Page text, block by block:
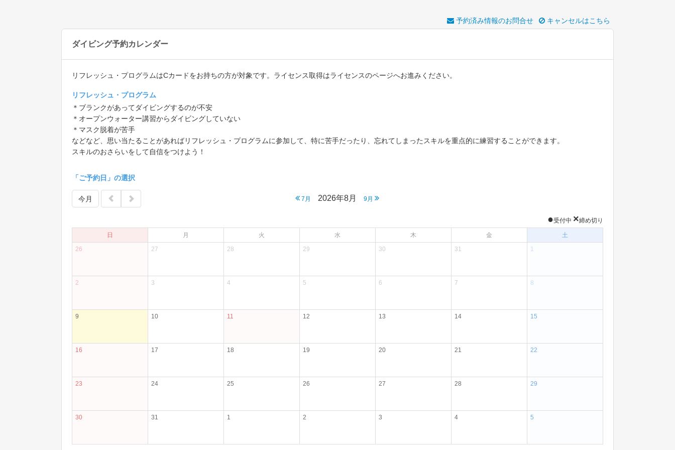
予約済み情報のお問合せ キャンセルはこちら
ダイビング予約カレンダー
リフレッシュ・プログラムはCカードをお持ちの方が対象です。ライセンス取得はライセンスのページへお進みください。
リフレッシュ・プログラム
＊ブランクがあってダイビングするのが不安
＊オープンウォーター講習からダイビングしていない
＊マスク脱着が苦手
などなど、思い当たることがあればリフレッシュ・プログラムに参加して、特に苦手だったり、忘れてしまったスキルを重点的に練習することができます。
スキルのおさらいをして自信をつけよう！
「ご予約日」の選択
今月 7月 2026年8月 9月
●受付中 ×締め切り
日 月 火 水 木 金
土
26
27 28 29 30 31 1
2 3 4 5 6 7 8
9 10 11 12 13 14 15
16 17 18 19 20 21 22
23 24 25 26 27 28 29
30 31 1 2 3 4 5